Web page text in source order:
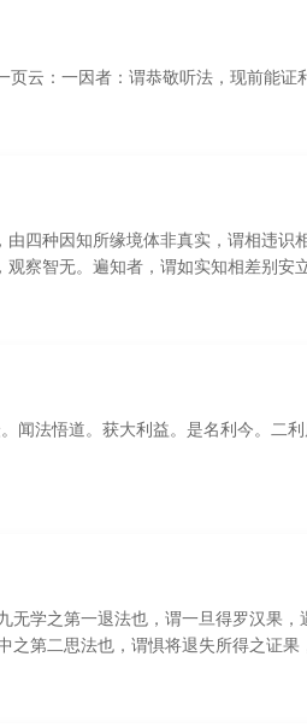
页云：一因者：谓恭敬听法，现前能
四种因知所缘境体非真实，谓相违
察智无。遍知者，谓如实知相差别安
闻法悟道。获大利益。是名利今。二
无学之第一退法也，谓一旦得罗汉果
之第二思法也，谓惧将退失所得之证